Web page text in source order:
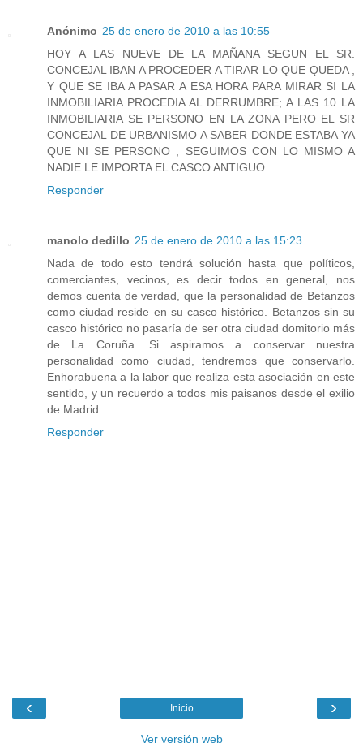
Anónimo 25 de enero de 2010 a las 10:55
HOY A LAS NUEVE DE LA MAÑANA SEGUN EL SR.
CONCEJAL IBAN A PROCEDER A TIRAR LO QUE QUEDA ,
Y QUE SE IBA A PASAR A ESA HORA PARA MIRAR SI LA
INMOBILIARIA PROCEDIA AL DERRUMBRE; A LAS 10 LA
INMOBILIARIA SE PERSONO EN LA ZONA PERO EL SR
CONCEJAL DE URBANISMO A SABER DONDE ESTABA YA
QUE NI SE PERSONO , SEGUIMOS CON LO MISMO A
NADIE LE IMPORTA EL CASCO ANTIGUO
Responder
manolo dedillo 25 de enero de 2010 a las 15:23
Nada de todo esto tendrá solución hasta que políticos,
comerciantes, vecinos, es decir todos en general, nos
demos cuenta de verdad, que la personalidad de Betanzos
como ciudad reside en su casco histórico. Betanzos sin su
casco histórico no pasaría de ser otra ciudad domitorio más
de La Coruña. Si aspiramos a conservar nuestra
personalidad como ciudad, tendremos que conservarlo.
Enhorabuena a la labor que realiza esta asociación en este
sentido, y un recuerdo a todos mis paisanos desde el exilio
de Madrid.
Responder
‹ ›
Inicio
Ver versión web